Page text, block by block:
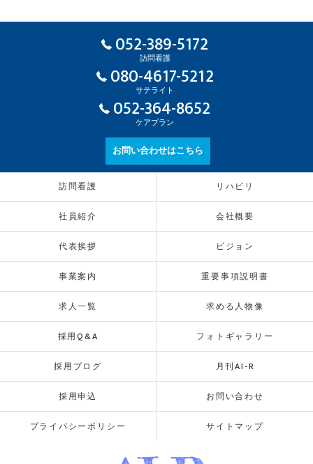
052-389-5172
訪問看護
080-4617-5212
サテライト
052-364-8652
ケアプラン
お問い合わせはこちら
訪問看護 リハビリ
社員紹介 会社概要
代表挨拶 ビジョン
事業案内 重要事項説明書
求人一覧 求める人物像
採用Q&A フォトギャラリー
採用ブログ 月刊AI-R
採用申込 お問い合わせ
プライバシーポリシー サイトマップ